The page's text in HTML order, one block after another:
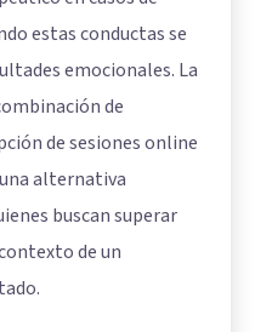
estas conductas se
emocionales. La
de
de sesiones online
alternativa
buscan superar
de un